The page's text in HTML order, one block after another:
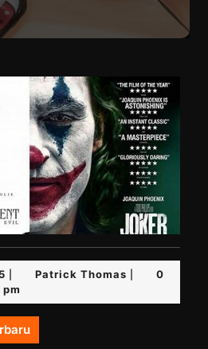
October
29,
2025
Patrick Thomas Patrick
0